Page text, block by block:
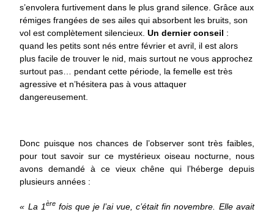
s’envolera furtivement dans le plus grand silence. Grâce aux
rémiges frangées de ses ailes qui absorbent les bruits, son
vol est complètement silencieux.Un dernier conseil :
quand les petits sont nés entre février et avril, il est alors
plus facile de trouver le nid, mais surtout ne vous approchez
surtout pas… pendant cette période, la femelle est très
agressive et n’hésitera pas à vous attaquer
dangereusement.
Donc puisque nos chances de l’observer sont très faibles,
pour tout savoir sur ce mystérieux oiseau nocturne, nous
avons demandé à ce vieux chêne qui l’héberge depuis
plusieurs années :
« La 1èrefois que je l’ai vue, c’était fin novembre. Elle avait